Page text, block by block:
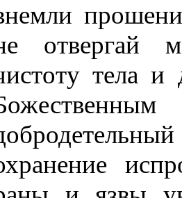
отвергай
тела